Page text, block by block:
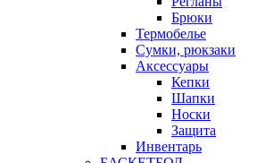
Брюки
Термобелье
Сумки, рюкзаки
Аксессуары
Кепки
Шапки
Носки
Защита
Инвентарь